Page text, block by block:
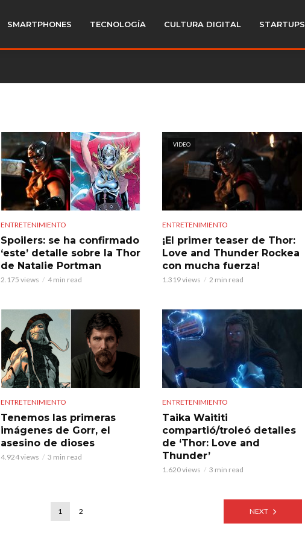
SMARTPHONES TECNOLOGÍA CULTURA DIGITAL STARTUPS
ENTRETENIMIENTO
Spoilers: se ha confirmado
‘este’ detalle sobre la Thor
de Natalie Portman
2.175 views 4 min read
VIDEO
ENTRETENIMIENTO
¡El primer teaser de Thor:
Love and Thunder Rockea
con mucha fuerza!
1.319 views 2 min read
ENTRETENIMIENTO
Tenemos las primeras
imágenes de Gorr, el
asesino de dioses
4.924 views 3 min read
ENTRETENIMIENTO
Taika Waititi
compartió/troleó detalles
de ‘Thor: Love and
Thunder’
1.620 views 3 min read
1 2 NEXT